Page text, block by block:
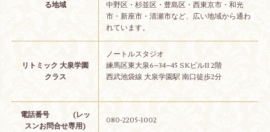
る地域
中野区・杉並区・豊島区・西東京市・和光
市・新座市・清瀬市など、広い地域から通わ
れています。
リトミック 大泉学園
クラス
ノートルスタジオ
練馬区東大泉6−34−45 SKビルII 2階
西武池袋線 大泉学園駅 南口徒歩2分
電話番号 (レッ
スンお問合せ専用)
080-2205-1002